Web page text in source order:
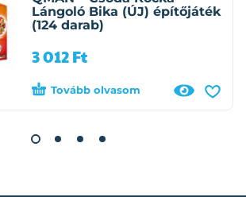
Lángoló Bika (ÚJ) építőjáték
(124 darab)
3 012Ft
Tovább olvasom